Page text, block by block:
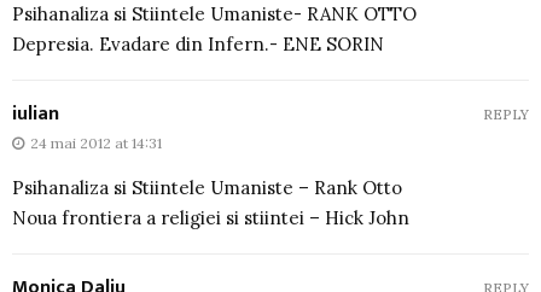
Psihanaliza si Stiintele Umaniste- RANK OTTO
Depresia. Evadare din Infern.- ENE SORIN
iulian
24 mai 2012 at 14:31
Psihanaliza si Stiintele Umaniste – Rank Otto
Noua frontiera a religiei si stiintei – Hick John
REPLY
REPLY